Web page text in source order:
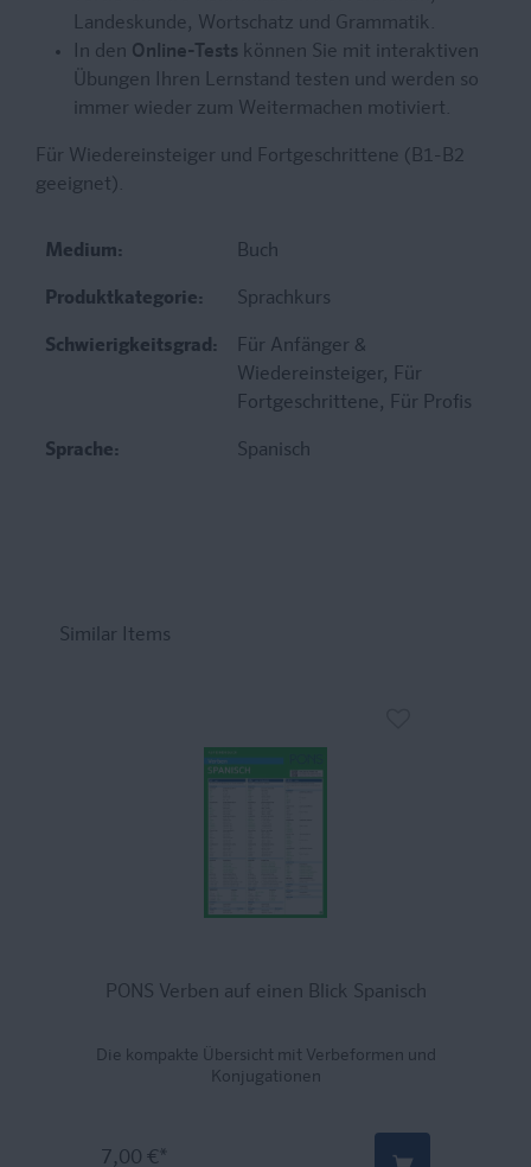
Landeskunde, Wortschatz und Grammatik.
In den Online-Tests können Sie mit interaktiven
Übungen Ihren Lernstand testen und werden so
immer wieder zum Weitermachen motiviert.
Für Wiedereinsteiger und Fortgeschrittene (B1-B2
geeignet).
Medium: Buch
Produktkategorie: Sprachkurs
Schwierigkeitsgrad:
Für Anfänger &
Wiedereinsteiger, Für
Fortgeschrittene, Für Profis
Sprache: Spanisch
Similar Items
PONS Verben auf einen Blick Spanisch
Die kompakte Übersicht mit Verbeformen und
Konjugationen
7,00 €*